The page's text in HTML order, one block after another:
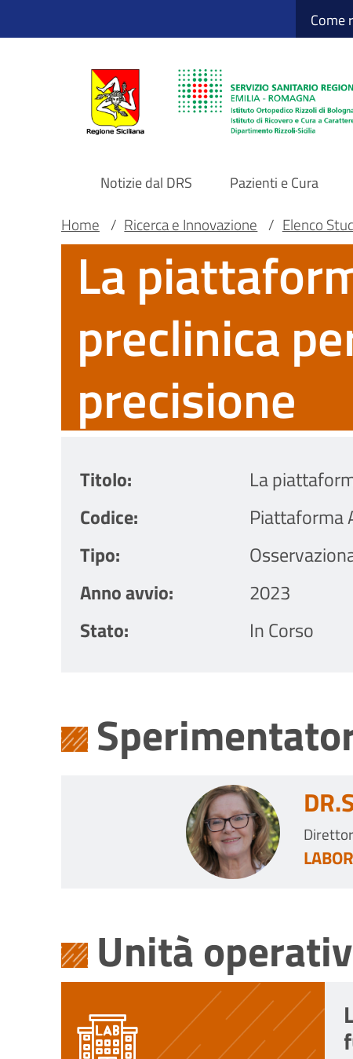
al
Sito Web Come
Navigazione
principale
DRS
Notizie dal DRS Pazienti e Cura
Main container
Briciole
pane
Home / Ricerca e Innovazione / Elenco
La
preclinica
precisione
Titolo
La
Codice
Piattaforma
Tipo
Anno avvio
2023
Stato
In Corso
Unità